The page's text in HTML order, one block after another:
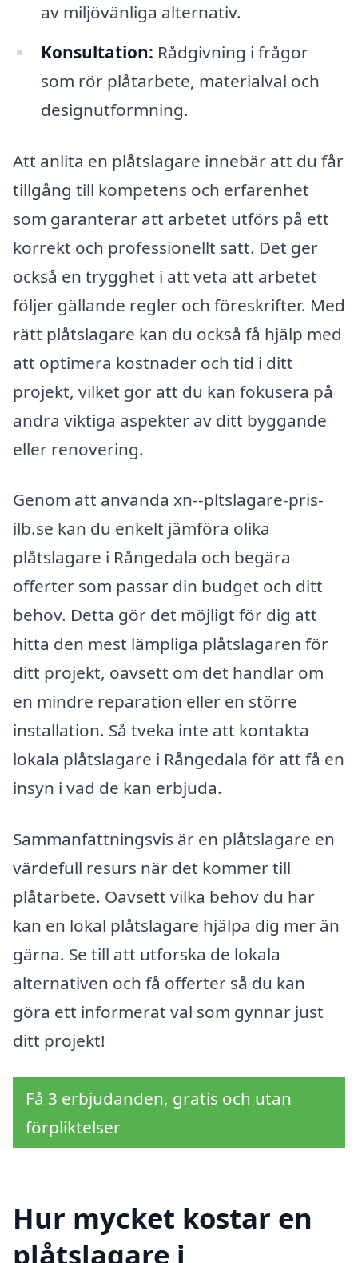
av miljövänliga alternativ.
Konsultation: Rådgivning i frågor
som rör plåtarbete, materialval och
designutformning.
Att anlita en plåtslagare innebär att du får
tillgång till kompetens och erfarenhet
som garanterar att arbetet utförs på ett
korrekt och professionellt sätt. Det ger
också en trygghet i att veta att arbetet
följer gällande regler och föreskrifter. Med
rätt plåtslagare kan du också få hjälp med
att optimera kostnader och tid i ditt
projekt, vilket gör att du kan fokusera på
andra viktiga aspekter av ditt byggande
eller renovering.
Genom att använda xn--pltslagare-pris-
ilb.se kan du enkelt jämföra olika
plåtslagare i Rångedala och begära
offerter som passar din budget och ditt
behov. Detta gör det möjligt för dig att
hitta den mest lämpliga plåtslagaren för
ditt projekt, oavsett om det handlar om
en mindre reparation eller en större
installation. Så tveka inte att kontakta
lokala plåtslagare i Rångedala för att få en
insyn i vad de kan erbjuda.
Sammanfattningsvis är en plåtslagare en
värdefull resurs när det kommer till
plåtarbete. Oavsett vilka behov du har
kan en lokal plåtslagare hjälpa dig mer än
gärna. Se till att utforska de lokala
alternativen och få offerter så du kan
göra ett informerat val som gynnar just
ditt projekt!
Få 3 erbjudanden, gratis och utan
förpliktelser
Hur mycket kostar en
plåtslagare i